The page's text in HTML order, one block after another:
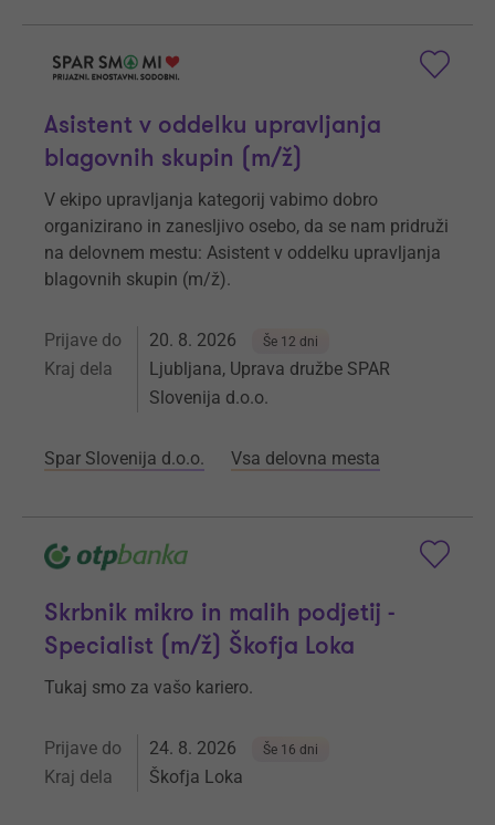
Asistent v oddelku upravljanja
blagovnih skupin (m/ž)
V ekipo upravljanja kategorij vabimo dobro
organizirano in zanesljivo osebo, da se nam pridruži
na delovnem mestu: Asistent v oddelku upravljanja
blagovnih skupin (m/ž).
Prijave do 20. 8. 2026 Še 12 dni
Kraj dela
Ljubljana, Uprava družbe SPAR
Slovenija d.o.o.
Spar Slovenija d.o.o. Vsa delovna mesta
Skrbnik mikro in malih podjetij -
Specialist (m/ž) Škofja Loka
Tukaj smo za vašo kariero.
Prijave do 24. 8. 2026 Še 16 dni
Kraj dela Škofja Loka